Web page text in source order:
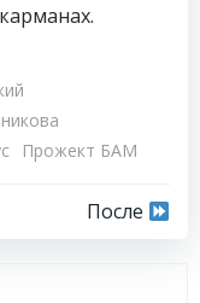
Прожект БАМ
После